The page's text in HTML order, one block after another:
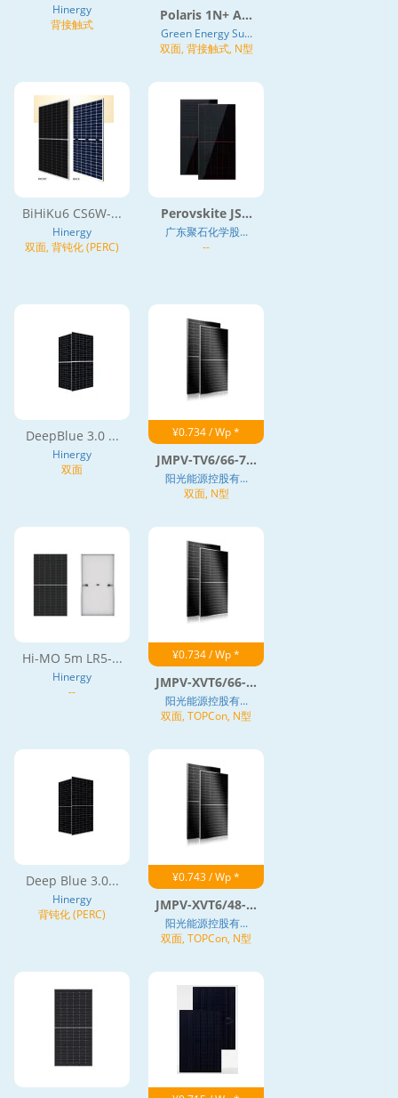
Hinergy
背接触式
Polaris 1N+ A...
Green Energy Su...
双面, 背接触式, N型
BiHiKu6 CS6W-...
Hinergy
双面, 背钝化 (PERC)
Perovskite JS...
广东聚石化学股...
--
DeepBlue 3.0 ...
Hinergy
双面
¥0.734 / Wp *
JMPV-TV6/66-7...
阳光能源控股有...
双面, N型
Hi-MO 5m LR5-...
Hinergy
--
¥0.734 / Wp *
JMPV-XVT6/66-...
阳光能源控股有...
双面, TOPCon, N型
Deep Blue 3.0...
Hinergy
背钝化 (PERC)
¥0.743 / Wp *
JMPV-XVT6/48-...
阳光能源控股有...
双面, TOPCon, N型